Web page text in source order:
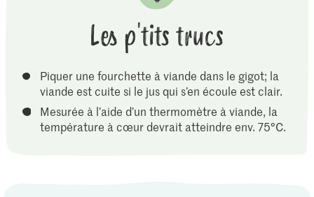
Les p'tits trucs
Piquer une fourchette à viande dans le gigot; la
viande est cuite si le jus qui s’en écoule est clair.
Mesurée à l’aide d’un thermomètre à viande, la
température à cœur devrait atteindre env. 75°C.